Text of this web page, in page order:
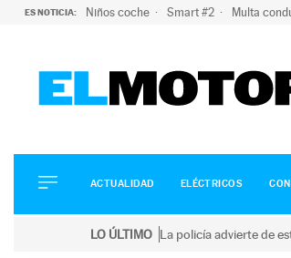
ES NOTICIA: Niños coche Smart #2 Multa
ELÉCTRICOS
CONDUCIR
ACTUALIDAD ELÉCTRICOS
LO ÚLTIMO La policía advierte de